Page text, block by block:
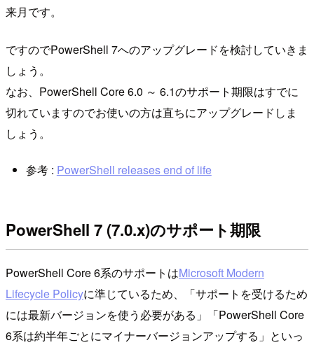
来月です。
ですのでPowerShell 7へのアップグレードを検討していきま
しょう。
なお、PowerShell Core 6.0 ～ 6.1のサポート期限はすでに
切れていますのでお使いの方は直ちにアップグレードしま
しょう。
参考 : PowerShell releases end of life
PowerShell 7 (7.0.x)のサポート期限
PowerShell Core 6系のサポートはMicrosoft Modern
Lifecycle Policyに準じているため、「サポートを受けるため
には最新バージョンを使う必要がある」「PowerShell Core
6系は約半年ごとにマイナーバージョンアップする」といっ